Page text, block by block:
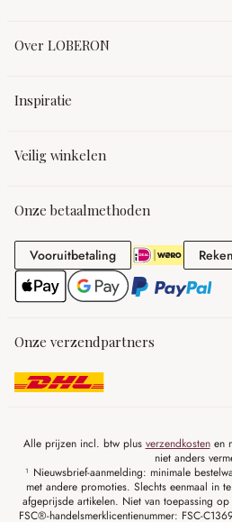
Over LOBERON
Inspiratie
Veilig winkelen
Onze betaalmethoden
VooruitbetalingVooruitbetaling
Onze verzendpartners
Alle prijzen incl. btw plus verzendkostenen
niet anders
¹ Nieuwsbrief-aanmelding: minimale
met andere promoties. Slechts eenmaal in
afgeprijsde artikelen. Niet van toepassing
FSC®-handelsmerklicentienummer: FSC-